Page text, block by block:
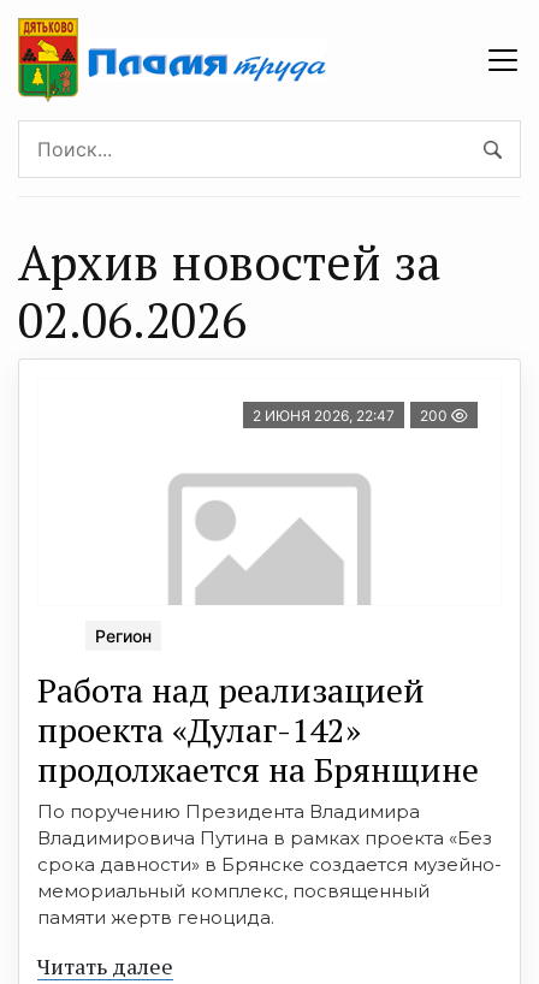
Архив новостей за
02.06.2026
2 ИЮНЯ 2026, 22:47 200
Регион
Работа над реализацией
проекта «Дулаг-142»
продолжается на Брянщине
По поручению Президента Владимира
Владимировича Путина в рамках проекта «Без
срока давности» в Брянске создается музейно-
мемориальный комплекс, посвященный
памяти жертв геноцида.
Читать далее